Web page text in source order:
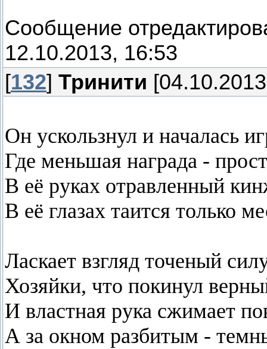
Сообщение
12.10.2013, 16:53
[132] Тринити
Он ускользнул и началась
Где меньшая награда -
В её руках отравленный
В её глазах таится только
Ласкает взгляд точеный
Хозяйки, что покинул
И властная рука сжимает
А за окном разбитым -